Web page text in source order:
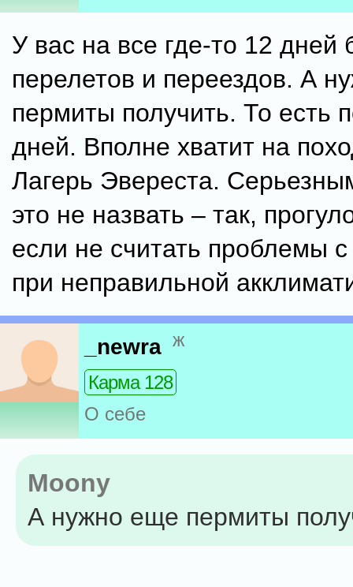
У вас на все где-то 12 дней
перелетов и переездов. А
пермиты получить. То есть
дней. Вполне хватит на
Лагерь Эвереста.
это не назвать – так,
если не считать проблемы
при неправильной
_newra ж
Карма 128
О себе
Moony
А нужно еще пермиты